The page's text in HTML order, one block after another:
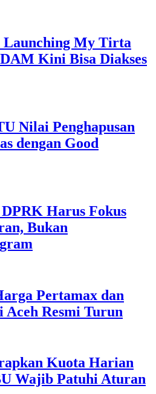
Launching My Tirta
Kini Bisa Diakses
Nilai Penghapusan
dengan Good
Harus Fokus
Bukan
Pertamax dan
Resmi Turun
Kuota Harian
Wajib Patuhi Aturan